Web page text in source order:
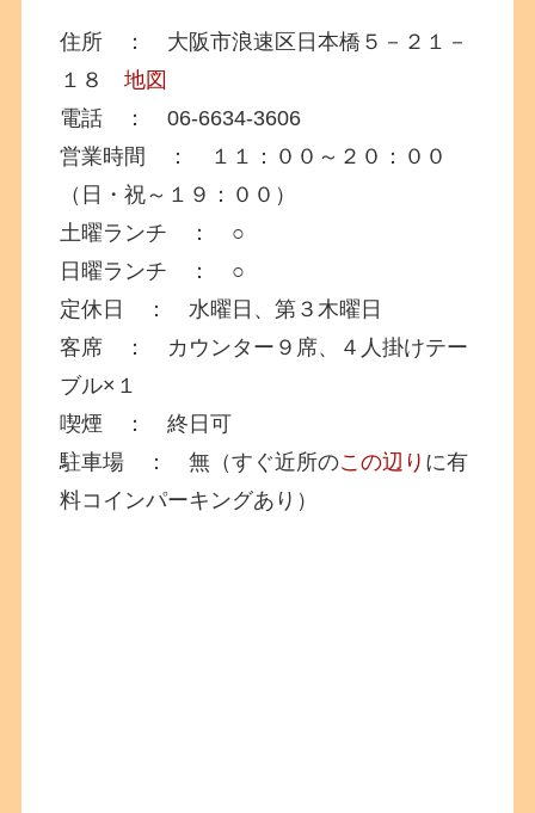
住所 ： 大阪市浪速区日本橋５－２１－
１８地図
電話 ： 06-6634-3606
営業時間 ： １１：００～２０：００
（日・祝～１９：００）
土曜ランチ ： ○
日曜ランチ ： ○
定休日 ： 水曜日、第３木曜日
客席 ： カウンター９席、４人掛けテー
ブル×１
喫煙 ： 終日可
駐車場 ： 無（すぐ近所のこの辺り に有
料コインパーキングあり）